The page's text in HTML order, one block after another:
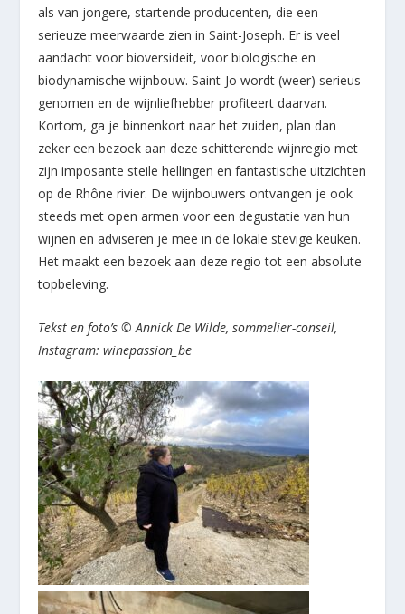
als van jongere, startende producenten, die een
serieuze meerwaarde zien in Saint-Joseph. Er is veel
aandacht voor bioversideit, voor biologische en
biodynamische wijnbouw. Saint-Jo wordt (weer) serieus
genomen en de wijnliefhebber profiteert daarvan.
Kortom, ga je binnenkort naar het zuiden, plan dan
zeker een bezoek aan deze schitterende wijnregio met
zijn imposante steile hellingen en fantastische uitzichten
op de Rhône rivier. De wijnbouwers ontvangen je ook
steeds met open armen voor een degustatie van hun
wijnen en adviseren je mee in de lokale stevige keuken.
Het maakt een bezoek aan deze regio tot een absolute
topbeleving.
Tekst en foto’s © Annick De Wilde, sommelier-conseil,
Instagram: winepassion_be